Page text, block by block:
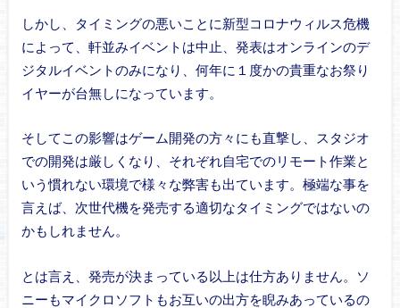
しかし、タイミングの悪いことに新型コロナウィルス危機
によって、軒並みイベントは中止、発表はオンラインのデ
ジタルイベントのみになり、何年に１度かの貴重なお祭り
イヤーが台無しになっています。
そしてこの影響はゲーム開発の方々にも直撃し、スタジオ
での開発は厳しくなり、それぞれ自宅でのリモート作業と
いう慣れない環境で様々な弊害も出ています。極端な事を
言えば、次世代機を発売する適切なタイミングではないの
かもしれません。
とは言え、発売が決まっている以上は仕方ありません。ソ
ニーもマイクロソフトもお互いの出方を睨みあっているの